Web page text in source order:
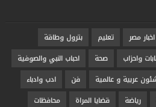
اخبار مصر تعليم
بترول وطاقة
واحزاب صحة
احباب النبي والصوفية
عربية و عالمية فن
ادب وادباء
رياضة قضايا المراة محافظات